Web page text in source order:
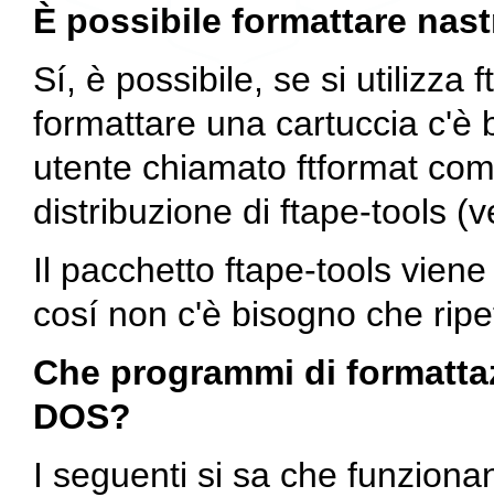
È possibile formattare
Sí, è possibile, se si utilizza
formattare una cartuccia c'è
utente chiamato ftformat
distribuzione di ftape-tools
Il pacchetto ftape-tools
cosí non c'è bisogno che
Che programmi di
DOS?
I seguenti si sa che